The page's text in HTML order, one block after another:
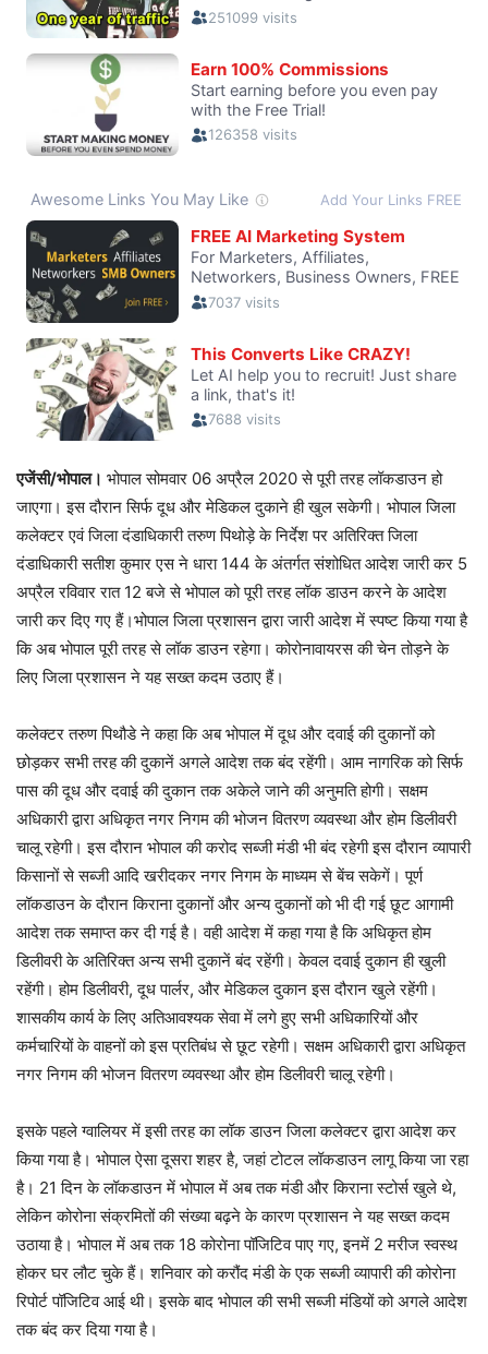
एजेंसी/भोपाल। भोपाल सोमवार 06 अप्रैल 2020 से पूरी तरह लॉकडाउन हो
जाएगा। इस दौरान सिर्फ दूध और मेडिकल दुकाने ही खुल सकेगी। भोपाल जिला
कलेक्टर एवं जिला दंडाधिकारी तरुण पिथोड़े के निर्देश पर अतिरिक्त जिला
दंडाधिकारी सतीश कुमार एस ने धारा 144 के अंतर्गत संशोधित आदेश जारी कर 5
अप्रैल रविवार रात 12 बजे से भोपाल को पूरी तरह लॉक डाउन करने के आदेश
जारी कर दिए गए हैं।भोपाल जिला प्रशासन द्वारा जारी आदेश में स्पष्ट किया गया है
कि अब भोपाल पूरी तरह से लॉक डाउन रहेगा। कोरोनावायरस की चेन तोड़ने के
लिए जिला प्रशासन ने यह सख्त कदम उठाए हैं।
कलेक्टर तरुण पिथौडे ने कहा कि अब भोपाल में दूध और दवाई की दुकानों को
छोड़कर सभी तरह की दुकानें अगले आदेश तक बंद रहेंगी। आम नागरिक को सिर्फ
पास की दूध और दवाई की दुकान तक अकेले जाने की अनुमति होगी। सक्षम
अधिकारी द्वारा अधिकृत नगर निगम की भोजन वितरण व्यवस्था और होम डिलीवरी
चालू रहेगी। इस दौरान भोपाल की करोद सब्जी मंडी भी बंद रहेगी इस दौरान व्यापारी
किसानों से सब्जी आदि खरीदकर नगर निगम के माध्यम से बेंच सकेगें। पूर्ण
लॉकडाउन के दौरान किराना दुकानों और अन्य दुकानों को भी दी गई छूट आगामी
आदेश तक समाप्त कर दी गई है। वही आदेश में कहा गया है कि अधिकृत होम
डिलीवरी के अतिरिक्त अन्य सभी दुकानें बंद रहेंगी। केवल दवाई दुकान ही खुली
रहेंगी। होम डिलीवरी, दूध पार्लर, और मेडिकल दुकान इस दौरान खुले रहेंगी।
शासकीय कार्य के लिए अतिआवश्यक सेवा में लगे हुए सभी अधिकारियों और
कर्मचारियों के वाहनों को इस प्रतिबंध से छूट रहेगी। सक्षम अधिकारी द्वारा अधिकृत
नगर निगम की भोजन वितरण व्यवस्था और होम डिलीवरी चालू रहेगी।
इसके पहले ग्वालियर में इसी तरह का लॉक डाउन जिला कलेक्टर द्वारा आदेश कर
किया गया है। भोपाल ऐसा दूसरा शहर है, जहां टोटल लॉकडाउन लागू किया जा रहा
है। 21 दिन के लॉकडाउन में भोपाल में अब तक मंडी और किराना स्टोर्स खुले थे,
लेकिन कोरोना संक्रमितों की संख्या बढ़ने के कारण प्रशासन ने यह सख्त कदम
उठाया है। भोपाल में अब तक 18 कोरोना पॉजिटिव पाए गए, इनमें 2 मरीज स्वस्थ
होकर घर लौट चुके हैं। शनिवार को करौंद मंडी के एक सब्जी व्यापारी की कोरोना
रिपोर्ट पॉजिटिव आई थी। इसके बाद भोपाल की सभी सब्जी मंडियों को अगले आदेश
तक बंद कर दिया गया है।